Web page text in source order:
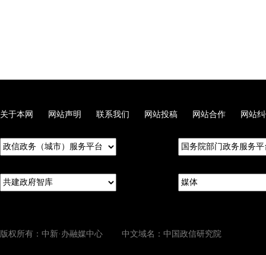
关于本网 网站声明 联系我们 网站投稿 网站合作 网站
版权所有：中新·办融媒中心 中文域名：中国政信研究院